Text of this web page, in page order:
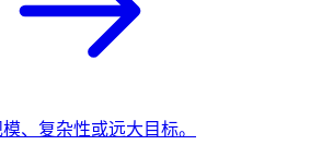
、复杂性或远大目标。